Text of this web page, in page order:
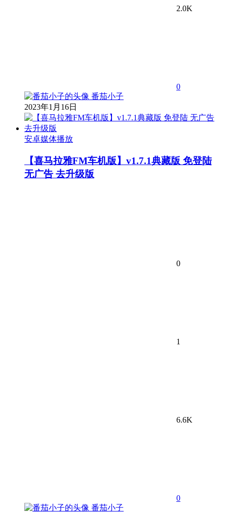
2.0K
0
番茄小子
2023年1月16日
安卓媒体播放
【喜马拉雅FM车机版】v1.7.1典藏版 免登陆
无广告 去升级版
0
1
6.6K
0
番茄小子